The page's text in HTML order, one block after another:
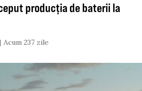
producția de baterii la
Acum 237 zile